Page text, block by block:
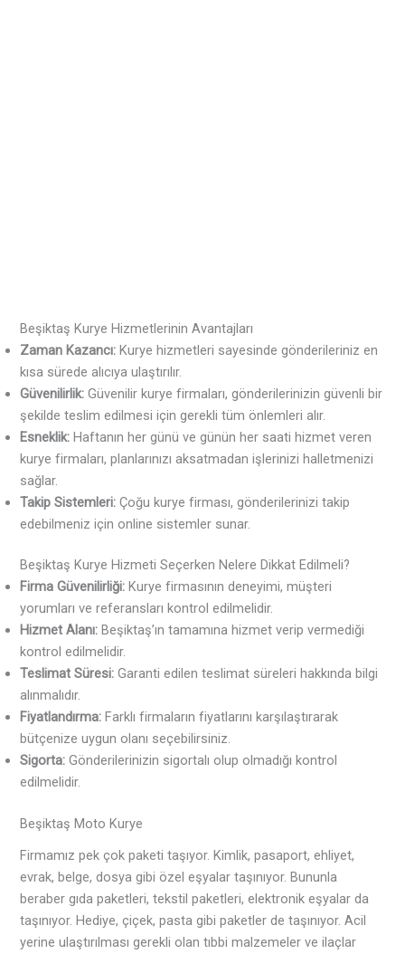
Beşiktaş Kurye Hizmetlerinin Avantajları
Zaman Kazancı: Kurye hizmetleri sayesinde gönderileriniz en
kısa sürede alıcıya ulaştırılır.
Güvenilirlik: Güvenilir kurye firmaları, gönderilerinizin güvenli bir
şekilde teslim edilmesi için gerekli tüm önlemleri alır.
Esneklik: Haftanın her günü ve günün her saati hizmet veren
kurye firmaları, planlarınızı aksatmadan işlerinizi halletmenizi
sağlar.
Takip Sistemleri: Çoğu kurye firması, gönderilerinizi takip
edebilmeniz için online sistemler sunar.
Beşiktaş Kurye Hizmeti Seçerken Nelere Dikkat Edilmeli?
Firma Güvenilirliği: Kurye firmasının deneyimi, müşteri
yorumları ve referansları kontrol edilmelidir.
Hizmet Alanı: Beşiktaş’ın tamamına hizmet verip vermediği
kontrol edilmelidir.
Teslimat Süresi: Garanti edilen teslimat süreleri hakkında bilgi
alınmalıdır.
Fiyatlandırma: Farklı firmaların fiyatlarını karşılaştırarak
bütçenize uygun olanı seçebilirsiniz.
Sigorta: Gönderilerinizin sigortalı olup olmadığı kontrol
edilmelidir.
Beşiktaş Moto Kurye
Firmamız pek çok paketi taşıyor. Kimlik, pasaport, ehliyet,
evrak, belge, dosya gibi özel eşyalar taşınıyor. Bununla
beraber gıda paketleri, tekstil paketleri, elektronik eşyalar da
taşınıyor. Hediye, çiçek, pasta gibi paketler de taşınıyor. Acil
yerine ulaştırılması gerekli olan tıbbi malzemeler ve ilaçlar